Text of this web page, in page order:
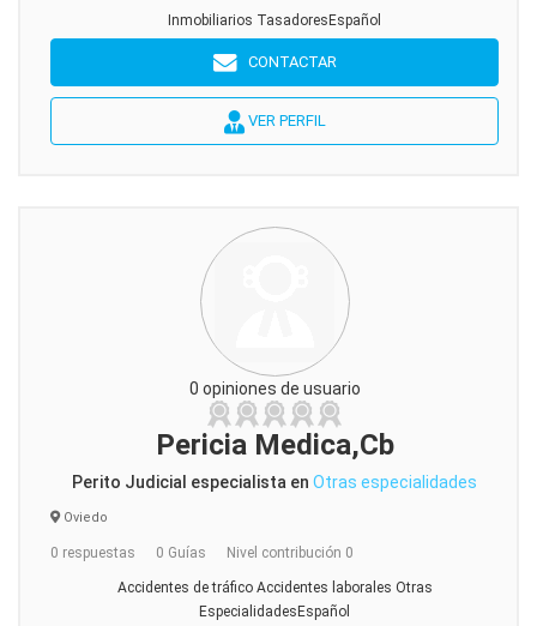
Inmobiliarios TasadoresEspañol
CONTACTAR
VER PERFIL
0 opiniones de usuario
Pericia Medica,Cb
Perito Judicial especialista en Otras especialidades
Oviedo
0 respuestas 0 Guías Nivel contribución 0
Accidentes de tráfico Accidentes laborales Otras
EspecialidadesEspañol